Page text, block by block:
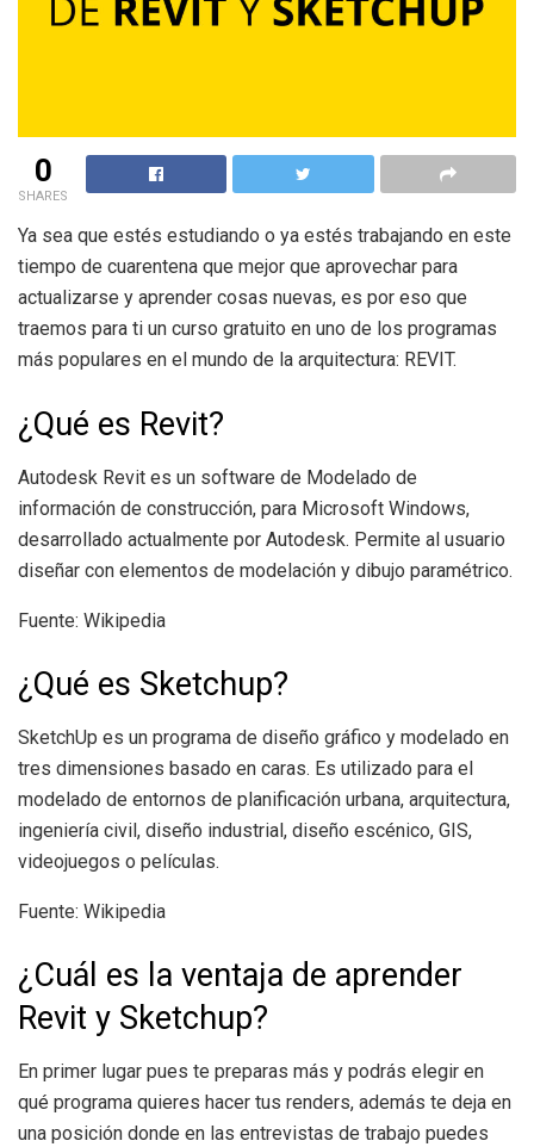
0
SHARES
Ya sea que estés estudiando o ya estés trabajando en este
tiempo de cuarentena que mejor que aprovechar para
actualizarse y aprender cosas nuevas, es por eso que
traemos para ti un curso gratuito en uno de los programas
más populares en el mundo de la arquitectura: REVIT.
¿Qué es Revit?
Autodesk Revit es un software de Modelado de
información de construcción, para Microsoft Windows,
desarrollado actualmente por Autodesk. Permite al usuario
diseñar con elementos de modelación y dibujo paramétrico.
Fuente: Wikipedia
¿Qué es Sketchup?
SketchUp es un programa de diseño gráfico y modelado en
tres dimensiones basado en caras. Es utilizado para el
modelado de entornos de planificación urbana, arquitectura,
ingeniería civil, diseño industrial, diseño escénico, GIS,
videojuegos o películas.
Fuente: Wikipedia
¿Cuál es la ventaja de aprender
Revit y Sketchup?
En primer lugar pues te preparas más y podrás elegir en
qué programa quieres hacer tus renders, además te deja en
una posición donde en las entrevistas de trabajo puedes